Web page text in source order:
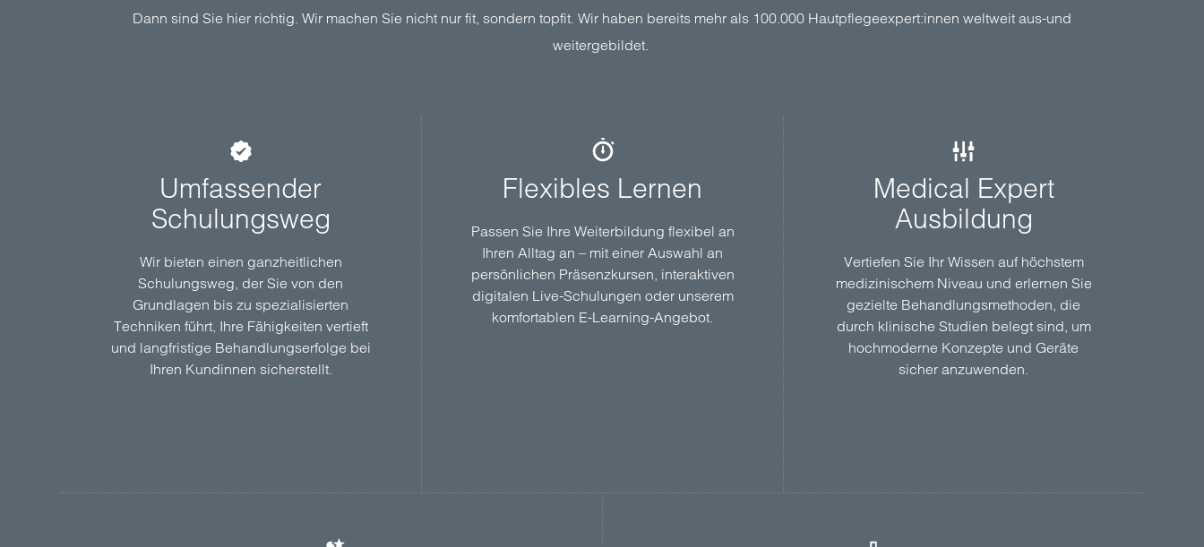
Dann sind Sie hier richtig. Wir machen Sie nicht nur fit, sondern topfit. Wir haben bereits mehr als 100.000 Hautpflegeexpert:innen weltweit aus-und
weitergebildet.
Umfassender
Schulungsweg
Wir bieten einen ganzheitlichen
Schulungsweg, der Sie von den
Grundlagen bis zu spezialisierten
Techniken führt, Ihre Fähigkeiten vertieft
und langfristige Behandlungserfolge bei
Ihren Kundinnen sicherstellt.
Flexibles Lernen
Passen Sie Ihre Weiterbildung flexibel an
Ihren Alltag an – mit einer Auswahl an
persönlichen Präsenzkursen, interaktiven
digitalen Live-Schulungen oder unserem
komfortablen E-Learning-Angebot.
Medical Expert
Ausbildung
Vertiefen Sie Ihr Wissen auf höchstem
medizinischem Niveau und erlernen Sie
gezielte Behandlungsmethoden, die
durch klinische Studien belegt sind, um
hochmoderne Konzepte und Geräte
sicher anzuwenden.